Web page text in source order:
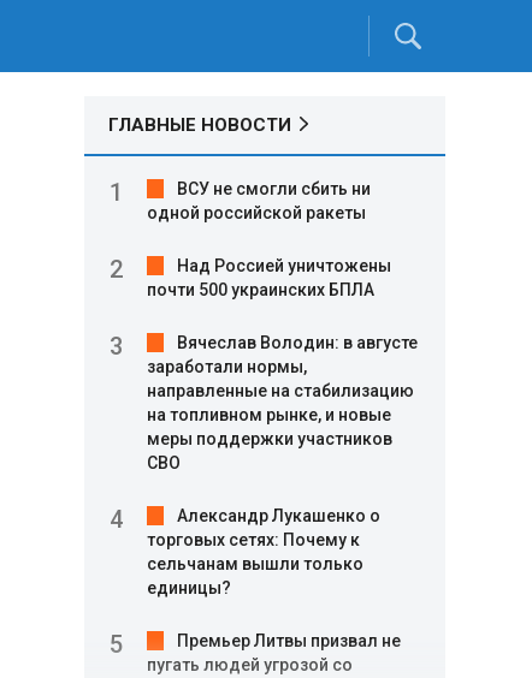
ГЛАВНЫЕ НОВОСТИ
ВСУ не смогли сбить ни
одной российской ракеты
Над Россией уничтожены
почти 500 украинских БПЛА
Вячеслав Володин: в августе
заработали нормы,
направленные на стабилизацию
на топливном рынке, и новые
меры поддержки участников
СВО
Александр Лукашенко о
торговых сетях: Почему к
сельчанам вышли только
единицы?
Премьер Литвы призвал не
пугать людей угрозой со